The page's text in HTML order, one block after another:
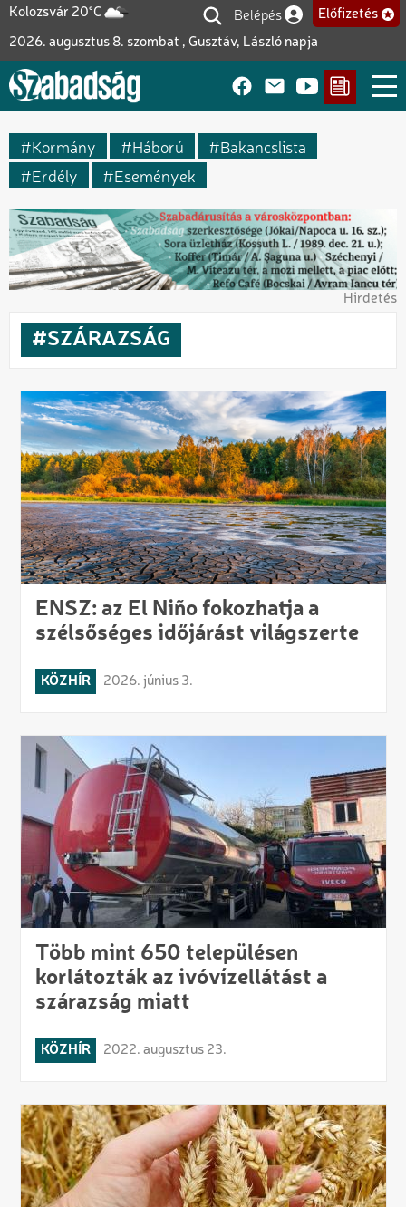
Ugrás
tartalomra
Kolozsvár 20°C
2026. augusztus 8. szombat , Gusztáv, László napja
Felhasználói fiók
Belépés Előfizetés
Kormány Háború
Bakancslista
Erdély
Események
Hirdetés
SZÁRAZSÁG
ENSZ: az El Niño fokozhatja a
szélsőséges időjárást világszerte
KÖZHÍR 2026. június 3.
Több mint 650 településen
korlátozták az ivóvízellátást a
szárazság miatt
KÖZHÍR 2022. augusztus 23.